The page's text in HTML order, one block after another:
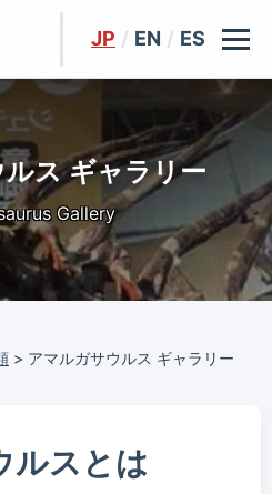
JP / EN / ES
ス ギャラリー
Gallery
> アマルガサウルス ギャラリー
ルスとは